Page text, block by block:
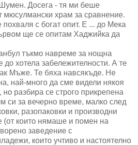
Досега - тя ми беше
мюсулмански храм за сравнение.
с богат опит. Е ... до Мека
ще се опитам Хаджийка да
тъкмо навреме за нощна
до хотела забележителности. А те
Мъже. Те бяха навсякъде. Не
най-много да сме видели някоя
разбира се строго прикрепена
си за вечерно време, малко след
разопаковки и производни
(от които нямаше и помен на
заведение с
които учтиво и настоятелно